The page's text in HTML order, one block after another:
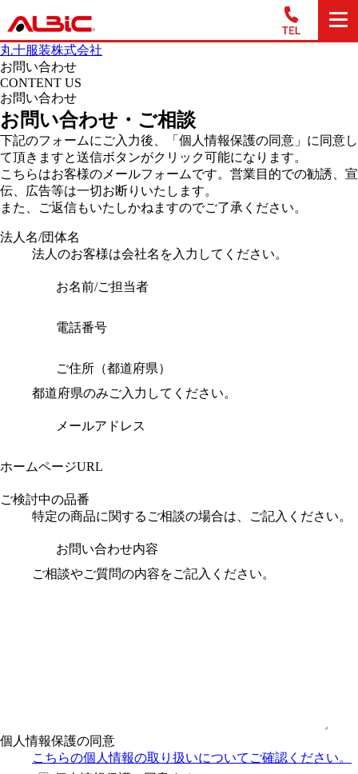
丸十服装株式会社
お問い合わせ
CONTENT US
お問い合わせ
お問い合わせ・ご相談
下記のフォームにご入力後、「個人情報保護の同意」に同意し
て頂きますと送信ボタンがクリック可能になります。
こちらはお客様のメールフォームです。営業目的での勧誘、宣
伝、広告等は一切お断りいたします。
また、ご返信もいたしかねますのでご了承ください。
法人名/団体名
法人のお客様は会社名を入力してください。
お名前/ご担当者
電話番号
ご住所（都道府県）
都道府県のみご入力してください。
メールアドレス
ホームページURL
ご検討中の品番
特定の商品に関するご相談の場合は、ご記入ください。
お問い合わせ内容
ご相談やご質問の内容をご記入ください。
個人情報保護の同意
こちらの個人情報の取り扱いについてご確認ください。